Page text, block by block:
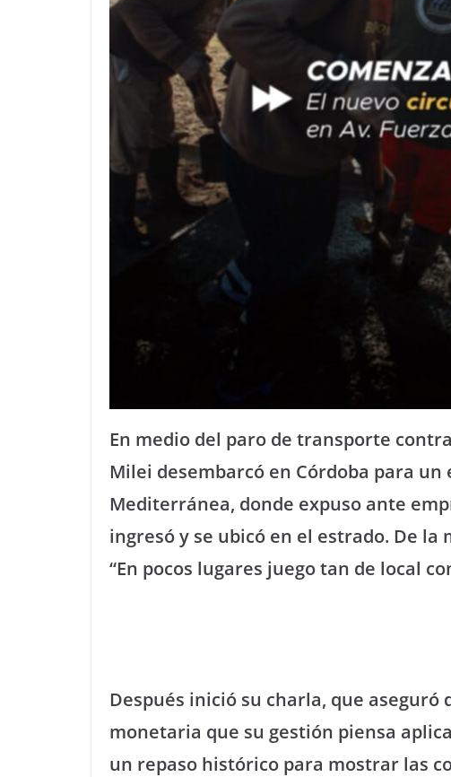
En medio del paro de transporte
Milei desembarcó en Córdoba para un
Mediterránea, donde expuso ante
ingresó y se ubicó en el estrado. De la
“En pocos lugares juego tan de local
Después inició su charla, que
monetaria que su gestión piensa
un repaso histórico para mostrar las